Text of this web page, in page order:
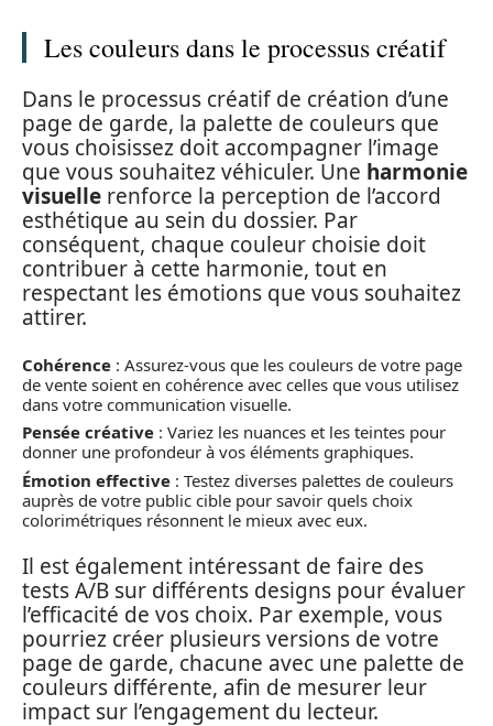
Les couleurs dans le processus créatif
Dans le processus créatif de création d’une
page de garde, la palette de couleurs que
vous choisissez doit accompagner l’image
que vous souhaitez véhiculer. Une harmonie
visuelle renforce la perception de l’accord
esthétique au sein du dossier. Par
conséquent, chaque couleur choisie doit
contribuer à cette harmonie, tout en
respectant les émotions que vous souhaitez
attirer.
Cohérence : Assurez-vous que les couleurs de votre page
de vente soient en cohérence avec celles que vous utilisez
dans votre communication visuelle.
Pensée créative : Variez les nuances et les teintes pour
donner une profondeur à vos éléments graphiques.
Émotion effective : Testez diverses palettes de couleurs
auprès de votre public cible pour savoir quels choix
colorimétriques résonnent le mieux avec eux.
Il est également intéressant de faire des
tests A/B sur différents designs pour évaluer
l’efficacité de vos choix. Par exemple, vous
pourriez créer plusieurs versions de votre
page de garde, chacune avec une palette de
couleurs différente, afin de mesurer leur
impact sur l’engagement du lecteur.